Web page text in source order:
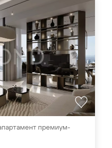
премиум-